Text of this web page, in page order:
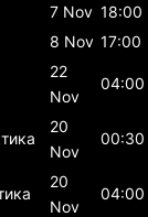
7 Nov 18:00
8 Nov 17:00
22
Nov
04:00
20
Nov
00:30
20
Nov
04:00